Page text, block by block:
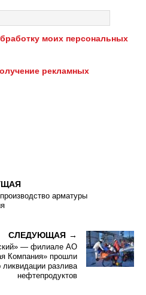
моих персональных
рекламных
арматуры
СЛЕДУЮЩАЯ
— филиале АО
Компания» прошли
разлива
нефтепродуктов